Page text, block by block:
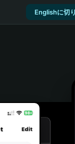
Englishに切